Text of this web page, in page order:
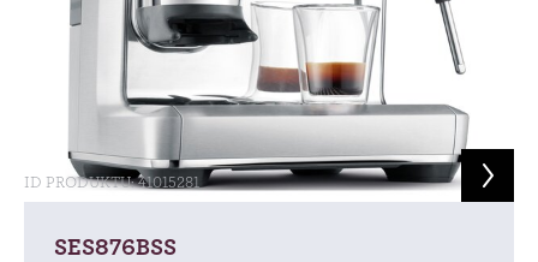
ID PRODUKTU: 41015281
SES876BSS